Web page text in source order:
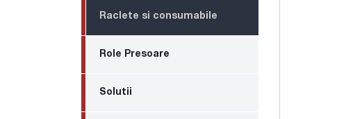
Raclete si consumabile
Role Presoare
Solutii